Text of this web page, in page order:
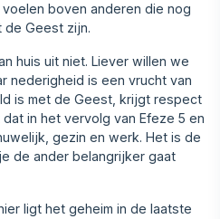
boven anderen die nog
de Geest zijn.
huis uit niet. Liever willen we
nede‍righeid is een vrucht van
is met de Geest, krijgt respect
in het vervolg van Efeze 5 en
gezin en werk. Het is de
de ander belangrij‍ker gaat
ligt het geheim in de laatste